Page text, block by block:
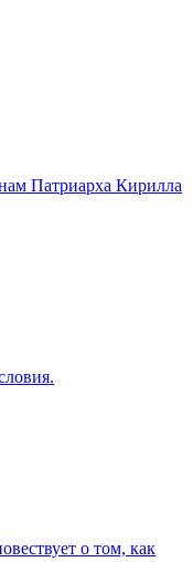
Патриарха Кирилла
о том, как